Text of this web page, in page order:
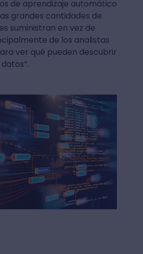
de aprendizaje automático
grandes cantidades de
suministran en vez de
de los analistas
ver qué pueden descubrir